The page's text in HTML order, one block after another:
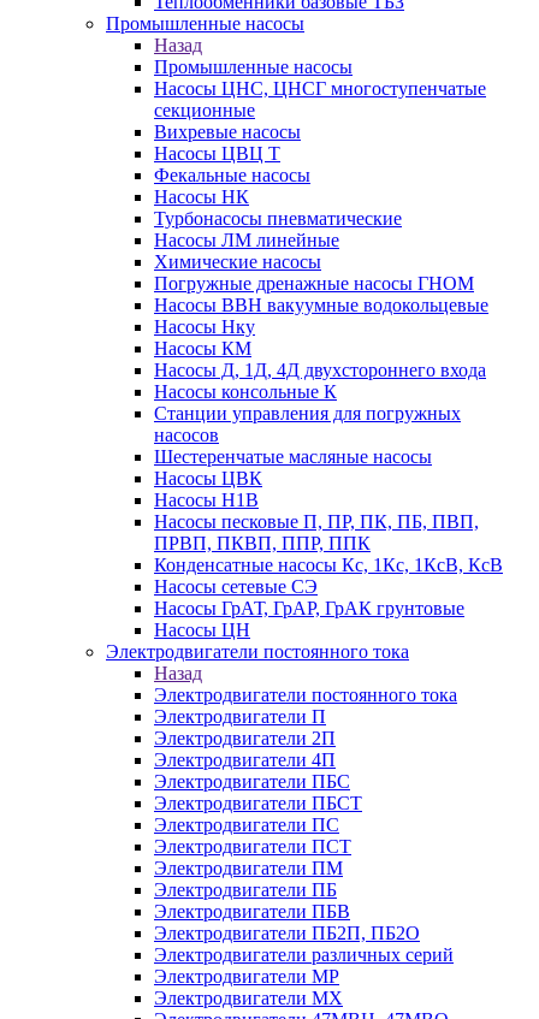
Промышленные насосы
Назад
Промышленные насосы
Насосы ЦНС, ЦНСГ многоступенчатые
секционные
Вихревые насосы
Насосы ЦВЦ Т
Фекальные насосы
Насосы НК
Турбонасосы пневматические
Насосы ЛМ линейные
Химические насосы
Погружные дренажные насосы ГНОМ
Насосы ВВН вакуумные водокольцевые
Насосы Нку
Насосы КМ
Насосы Д, 1Д, 4Д двухстороннего входа
Насосы консольные К
Станции управления для погружных
насосов
Шестеренчатые масляные насосы
Насосы ЦВК
Насосы Н1В
Насосы песковые П, ПР, ПК, ПБ, ПВП,
ПРВП, ПКВП, ППР, ППК
Конденсатные насосы Кс, 1Кс, 1КсВ, КсВ
Насосы сетевые СЭ
Насосы ГрАТ, ГрАР, ГрАК грунтовые
Насосы ЦН
Электродвигатели постоянного тока
Назад
Электродвигатели постоянного тока
Электродвигатели П
Электродвигатели 2П
Электродвигатели 4П
Электродвигатели ПБС
Электродвигатели ПБСТ
Электродвигатели ПС
Электродвигатели ПСТ
Электродвигатели ПМ
Электродвигатели ПБ
Электродвигатели ПБВ
Электродвигатели ПБ2П, ПБ2О
Электродвигатели различных серий
Электродвигатели МР
Электродвигатели MX